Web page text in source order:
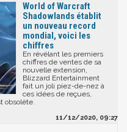
World of Warcraft
Shadowlands établit
un nouveau record
mondial, voici les
chiffres
En révélant les premiers
chiffres de ventes de sa
nouvelle extension,
Blizzard Entertainment
fait un joli piez-de-nez à
ces idées de reçues,
obsolète.
11/12/2020, 09:27